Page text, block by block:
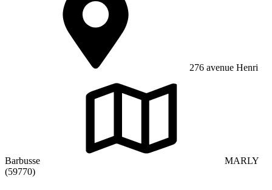
276 avenue Henri
Barbusse
MARLY
(59770)